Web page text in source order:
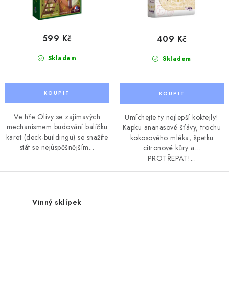
Skladem
599 Kč
Ve hře Olivy se zajímavých
mechanismem budování balíčku
karet (deck-buildingu) se snažíte
stát se nejúspěšnějším...
Skladem
409 Kč
Umíchejte ty nejlepší koktejly!
Kapku ananasové šťávy, trochu
kokosového mléka, špetku
citronové kůry a…
PROTŘEPAT!...
Vinný sklípek